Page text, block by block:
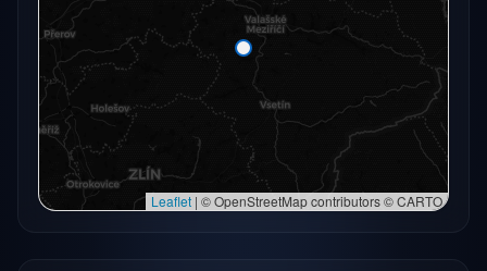
Otevřít v plné mapě
Zkusit znovu
Otevřít v plné mapě →
Leaflet | © OpenStreetMap contributors © CARTO